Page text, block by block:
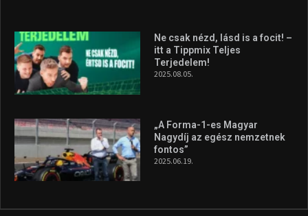
Ne csak nézd, lásd is a focit! –
itt a Tippmix Teljes
Terjedelem!
2025.08.05.
„A Forma-1-es Magyar
Nagydíj az egész nemzetnek
fontos”
2025.06.19.